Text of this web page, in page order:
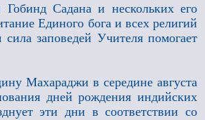
Садана и нескольких его
Единого бога и всех религий
заповедей Учителя помогает
Махараджи в середине августа
дней рождения индийских
эти дни в соответствии со